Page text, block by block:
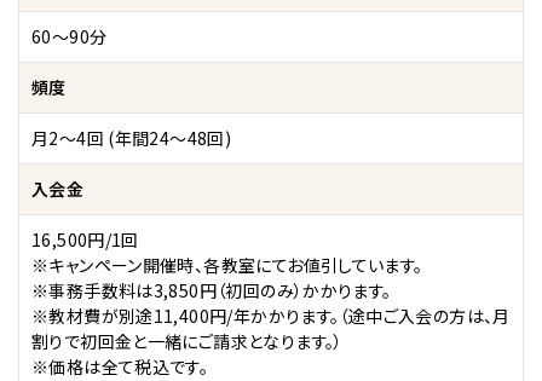
60～90分
頻度
月2～4回 (年間24～48回)
入会金
16,500円/1回
※キャンペーン開催時、各教室にてお値引しています。
※事務手数料は3,850円（初回のみ）かかります。
※教材費が別途11,400円/年かかります。（途中ご入会の方は、月
割りで初回金と一緒にご請求となります。）
※価格は全て税込です。